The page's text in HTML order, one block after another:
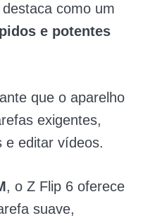
como um
e potentes
que o aparelho
exigentes,
e editar vídeos.
, o Z Flip 6 oferece
suave,